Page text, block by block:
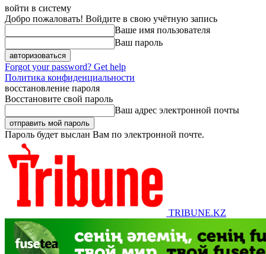
войти в систему
Добро пожаловать! Войдите в свою учётную запись
Ваше имя пользователя
Ваш пароль
Forgot your password? Get help
Политика конфиденциальности
восстановление пароля
Восстановите свой пароль
Ваш адрес электронной почты
Пароль будет выслан Вам по электронной почте.
TRIBUNE.KZ